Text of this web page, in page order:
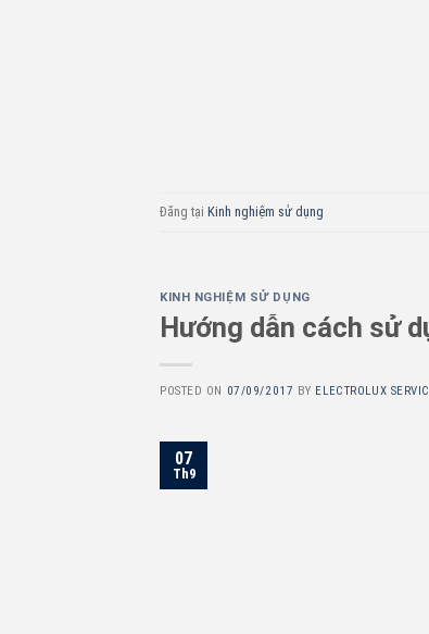
Đăng tại Kinh nghiệm sử dụng
KINH NGHIỆM SỬ DỤNG
Hướng dẫn cách sử
POSTED ON 07/09/2017 BY ELECTROLUX
07
Th9